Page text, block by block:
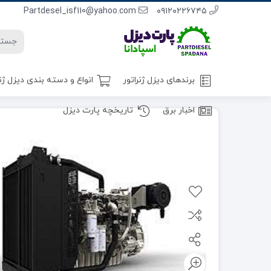
برندهای دیزل ژنراتور انواع و دسته بندی دیزل
ژنراتور – لینز (Linz)
اخبار برق تاریخچه پارت دیزل